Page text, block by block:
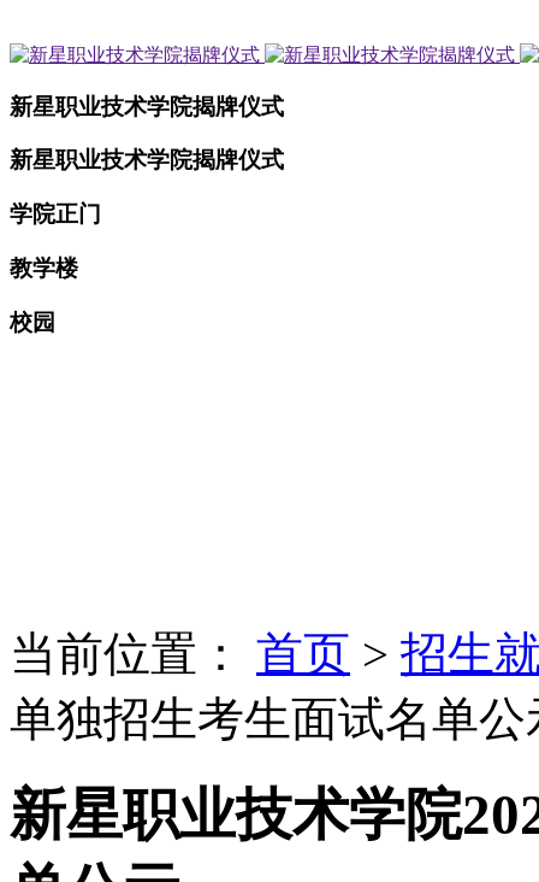
新星职业技术学院揭牌仪式
新星职业技术学院揭牌仪式
学院正门
教学楼
校园
当前位置： 首页 > 招生
单独招生考生面试名单公
新星职业技术学院